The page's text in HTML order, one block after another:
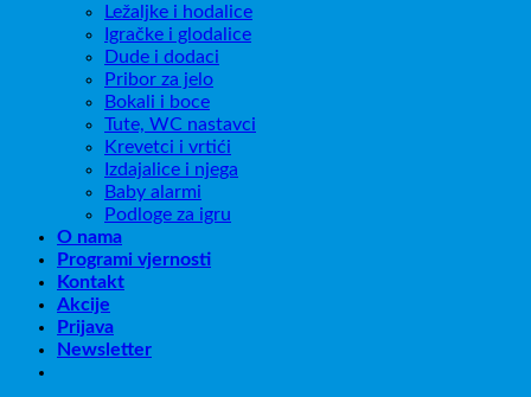
Ležaljke i hodalice
Igračke i glodalice
Dude i dodaci
Pribor za jelo
Bokali i boce
Tute, WC nastavci
Krevetci i vrtići
Izdajalice i njega
Baby alarmi
Podloge za igru
O nama
Programi vjernosti
Kontakt
Akcije
Prijava
Newsletter